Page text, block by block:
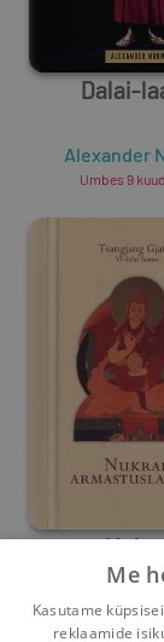
Dalai-
Alexander
Umbes 9 kuud
Tsangjang
Umbes 5
Me
Kasutame
reklaamide